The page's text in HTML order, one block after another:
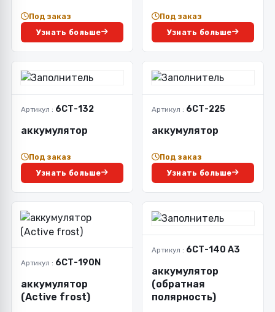
Под заказ
Узнать больше
Под заказ
Узнать больше
Артикул : 6СТ-132
аккумулятор
Под заказ
Узнать больше
Артикул : 6СТ-225
аккумулятор
Под заказ
Узнать больше
Артикул : 6СТ-190N
аккумулятор
(Active frost)
Артикул : 6СТ-140 А3
аккумулятор
(обратная
полярность)